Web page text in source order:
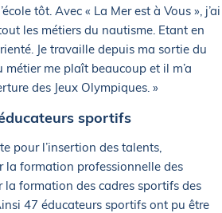
tôt. Avec « La Mer est à Vous », j’ai
les métiers du nautisme. Etant en
Je travaille depuis ma sortie du
me plaît beaucoup et il m’a
des Jeux Olympiques. »
sportifs
pour l’insertion des talents,
la formation professionnelle des
la formation des cadres sportifs des
47 éducateurs sportifs ont pu être